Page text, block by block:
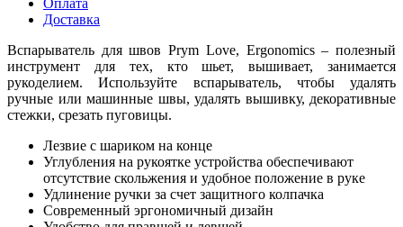
Доставка
Вспарыватель для швов Prym Love, Ergonomics – полезный
инструмент для тех, кто шьет, вышивает, занимается
рукоделием. Используйте вспарыватель, чтобы удалять
ручные или машинные швы, удалять вышивку, декоративные
стежки, срезать пуговицы.
Лезвие с шариком на конце
Углубления на рукоятке устройства обеспечивают
отсутствие скольжения и удобное положение в руке
Удлинение ручки за счет защитного колпачка
Современный эргономичный дизайн